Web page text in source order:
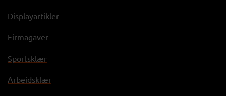
Displayartikler
Firmagaver
Sportsklær
Arbeidsklær